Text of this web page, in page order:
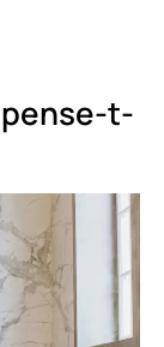
t-